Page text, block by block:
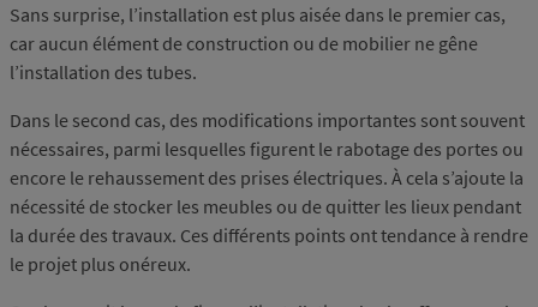
Sans surprise, l’installation est plus aisée dans le premier cas,
car aucun élément de construction ou de mobilier ne gêne
l’installation des tubes.
Dans le second cas, des modifications importantes sont souvent
nécessaires, parmi lesquelles figurent le rabotage des portes ou
encore le rehaussement des prises électriques. À cela s’ajoute la
nécessité de stocker les meubles ou de quitter les lieux pendant
la durée des travaux. Ces différents points ont tendance à rendre
le projet plus onéreux.